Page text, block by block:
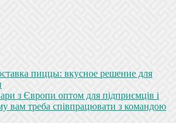
пиццы: вкусное решение для
з Європи оптом для підприємців і
вам треба співпрацювати з командою